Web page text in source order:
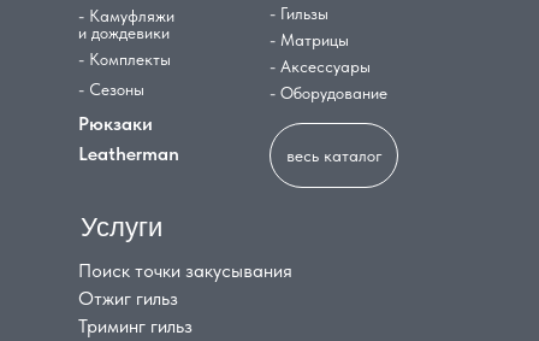
- Камуфляжи
и дождевики
- Комплекты
- Сезоны
Рюкзаки
Leatherman
- Гильзы
- Матрицы
- Аксессуары
- Оборудование
Поиск точки закусывания
Услуги
Отжиг гильз
Триминг гильз
весь каталог